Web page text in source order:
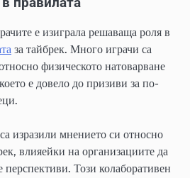
е изиграла решаваща роля в
за тайбрек. Много играчи са
физическото натоварване
е довело до призиви за по-
изразили мнението си относно
влияейки на организациите да
перспективи. Този колаборативен